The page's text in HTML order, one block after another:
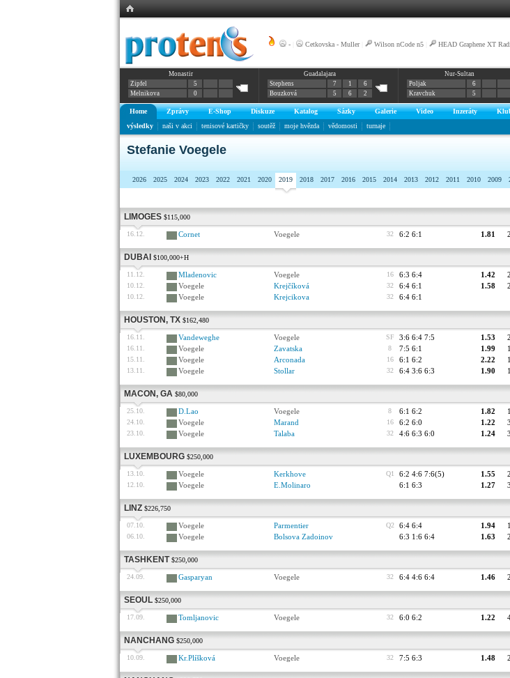
- Cetkovska - Muller| Wilson nCode n5 HEAD Graphene XT
Monastir
Zipfel
5
Melnikova
0
Guadalajara
Stephens
7 1
6
Bouzková
5 6 2
Nur-Sultan
Poljak
6
Kravchuk
5
Home Zprávy E-Shop Diskuze Katalog Sázky Galerie Video Inzeráty
výsledky
naši v akci tenisové kartičky soutěž moje hvězda vědomosti turnaje
Stefanie Voegele
2026 2025 2024 2023 2022 2021 2020 2019 2018 2017 2016 2015 2014 2013 2012 2011 2010 2009
LIMOGES $115,000
16.12. Cornet Voegele 32 6:2 6:1 1.81
DUBAI $100,000+H
11.12. Mladenovic Voegele 16 6:3 6:4 1.42
10.12. Voegele Krejčíková 32 6:4 6:1 1.58
10.12. Voegele Krejcikova 32 6:4 6:1
HOUSTON, TX $162,480
16.11. Vandeweghe Voegele SF 3:6 6:4 7:5 1.53
16.11. Voegele Zavatska 8 7:5 6:1 1.99
15.11. Voegele Arconada 16 6:1 6:2 2.22
13.11. Voegele Stollar 32 6:4 3:6 6:3 1.90
MACON, GA $80,000
25.10. D.Lao Voegele 8 6:1 6:2 1.82
24.10. Voegele Marand 16 6:2 6:0 1.22
23.10. Voegele Talaba 32 4:6 6:3 6:0 1.24
LUXEMBOURG $250,000
13.10. Voegele Kerkhove Q1 6:2 4:6 7:6(5) 1.55
12.10. Voegele E.Molinaro 6:1 6:3 1.27
LINZ $226,750
07.10. Voegele Parmentier Q2 6:4 6:4 1.94
06.10. Voegele Bolsova Zadoinov 6:3 1:6 6:4 1.63
TASHKENT $250,000
24.09. Gasparyan Voegele 32 6:4 4:6 6:4 1.46
SEOUL $250,000
17.09. Tomljanovic Voegele 32 6:0 6:2 1.22
NANCHANG $250,000
10.09. Kr.Plíšková Voegele 32 7:5 6:3 1.48